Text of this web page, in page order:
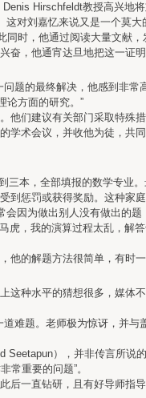
Hirschfeldt教授高兴
对刘嘉忆来说又是一个莫大
，他通过阅读大量文献
，他通宵达旦地把这一证
的最终解决，他感到非常
论方面的研究。”
建议有关部门采取特殊措
术会议，并收他为徒，共同
，全部填报的数学专业
惩罚或获得奖励。这种家
为做出别人没有做出的题
，我的演算过程太乱，解
的解题方法很简单，有时一
水平的猜想很多，媒体
题。老师极为惊讶，并与
），并非传言所说
常重要的问题”。
直钻研，且有好导师指